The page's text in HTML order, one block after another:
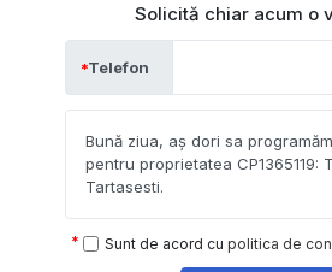
Solicită chiar acum o
Telefon
Sunt de acord cu politica de